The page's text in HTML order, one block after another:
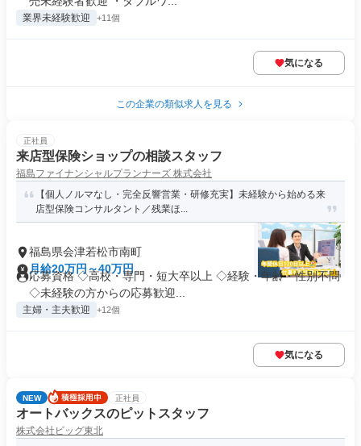
業界未経験歓迎 +11個
気になる
この企業の類似求人を見る
正社員
来店型保険ショップの相談スタッフ
福島ファイナンシャルプランナーズ 株式会社
【個人ノルマなし・完全反響営業・研修充実】未経験から始める来
店型保険コンサルタント／残業ほ...
福島県会津若松市南町
月給20万円～40万円
応募資格 ◇高校・専門・短大卒以上 ◇経験・年齢・性別不問
◇未経験の方からの応募歓迎...
主婦・主夫歓迎 +12個
気になる
NEW 正社員
オートバックスのピットスタッフ
株式会社ビッグ東北